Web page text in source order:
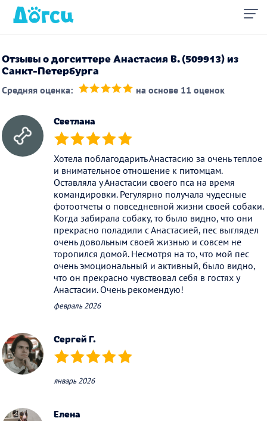
Отзывы о догситтере Анастасия В. (509913) из
Санкт-Петербурга
Средняя оценка: на основе 11 оценок
Светлана
(*) (*) (*) (*) (*)
Хотела поблагодарить Анастасию за очень теплое
и внимательное отношение к питомцам.
Оставляла у Анастасии своего пса на время
командировки. Регулярно получала чудесные
фотоотчеты о повседневной жизни своей собаки.
Когда забирала собаку, то было видно, что они
прекрасно поладили с Анастасией, пес выглядел
очень довольным своей жизнью и совсем не
торопился домой. Несмотря на то, что мой пес
очень эмоциональный и активный, было видно,
что он прекрасно чувствовал себя в гостях у
Анастасии. Очень рекомендую!
февраль 2026
Сергей Г.
(*) (*) (*) (*) (*)
январь 2026
Елена